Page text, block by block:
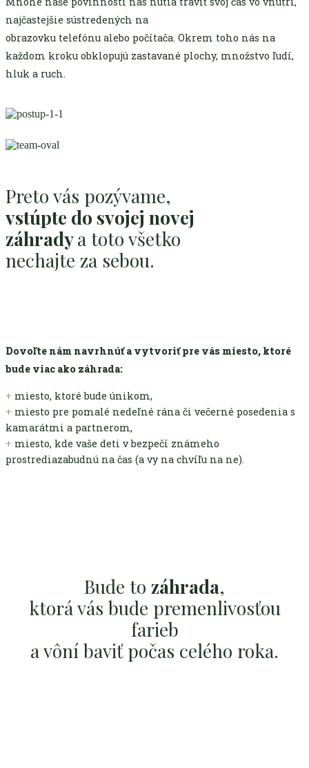
najčastejšie sústredených na
obrazovku telefónu alebo počítača. Okrem toho nás na
každom kroku obklopujú zastavané plochy, množstvo ľudí,
hluk a ruch.
Preto vás pozývame,
vstúpte do svojej novej
záhradya toto všetko
nechajte za sebou.
Dovoľte nám navrhnúť a vytvoriť pre vás miesto, ktoré
bude viac ako záhrada:
+ miesto, ktoré bude únikom,
+ miesto pre pomalé nedeľné rána či večerné posedenia s
kamarátmi a partnerom,
+ miesto, kde vaše deti v bezpečí známeho
prostrediazabudnú na čas (a vy na chvíľu na ne).
Bude to záhrada,
ktorá vás bude premenlivosťou
farieb
a vôní baviť počas celého roka.